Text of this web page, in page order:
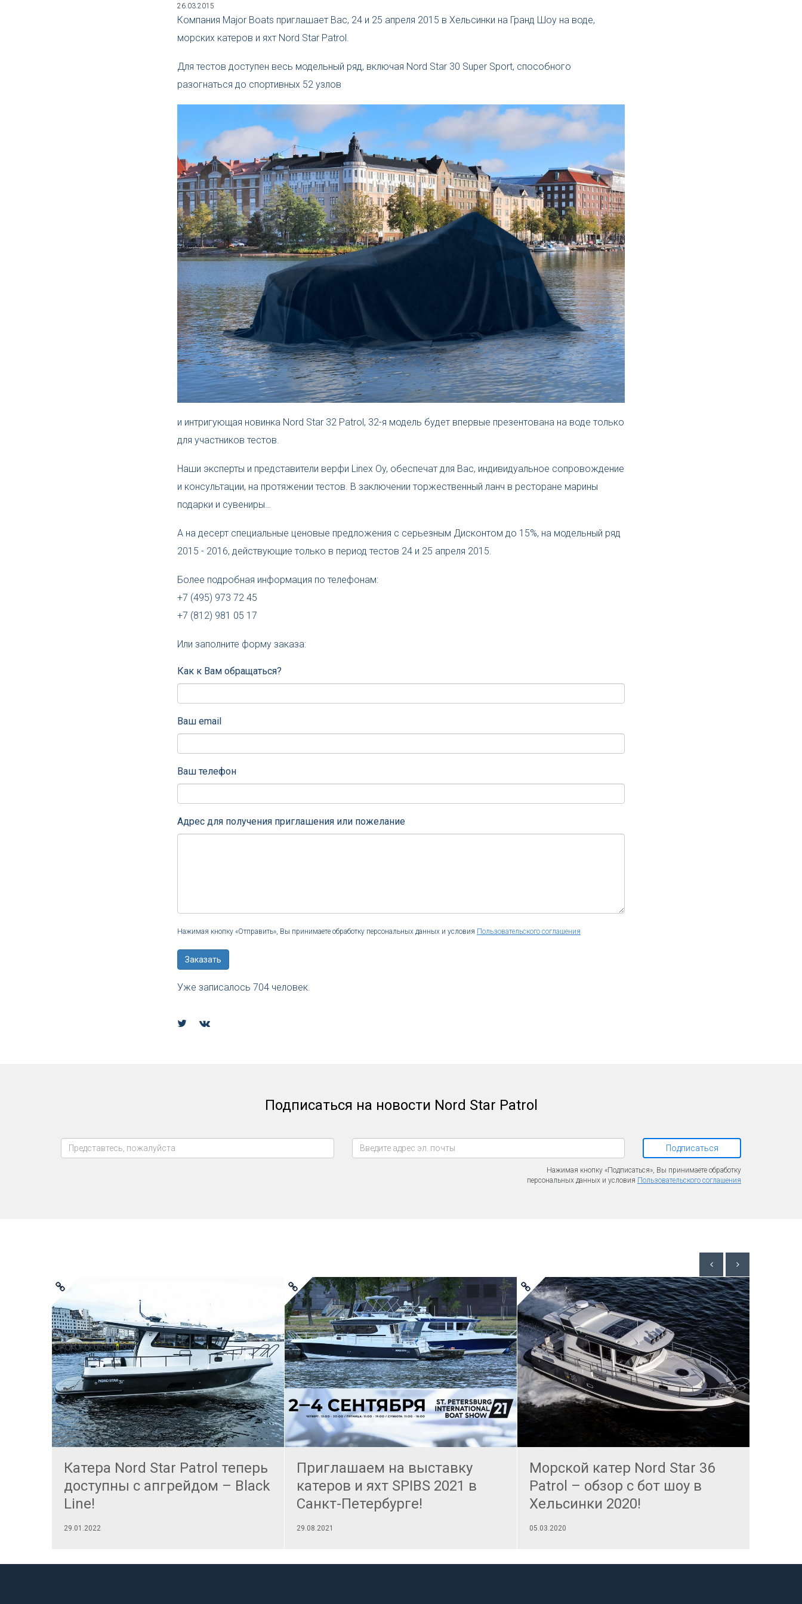
26.03.2015
Компания Major Boats приглашает Вас, 24 и 25 апреля 2015 в Хельсинки на Гранд Шоу на воде,
морских катеров и яхт Nord Star Patrol.
Для тестов доступен весь модельный ряд, включая Nord Star 30 Super Sport, способного
разогнаться до спортивных 52 узлов
и интригующая новинка Nord Star 32 Patrol, 32-я модель будет впервые презентована на воде только
для участников тестов.
Наши эксперты и представители верфи Linex Oy, обеспечат для Вас, индивидуальное сопровождение
и консультации, на протяжении тестов. В заключении торжественный ланч в ресторане марины
подарки и сувениры…
А на десерт специальные ценовые предложения с серьезным Дисконтом до 15%, на модельный ряд
2015 - 2016, действующие только в период тестов 24 и 25 апреля 2015.
Более подробная информация по телефонам:
+7 (495) 973 72 45
+7 (812) 981 05 17
Или заполните форму заказа:
Как к Вам обращаться?
Ваш email
Ваш телефон
Адрес для получения приглашения или пожелание
Нажимая кнопку «Отправить», Вы принимаете обработку персональных данных и условия Пользовательского соглашения
Заказать
Уже записалось 704 человек.
Подписаться на новости Nord Star Patrol
Подписаться
Нажимая кнопку «Подписаться», Вы принимаете обработку
персональных данных и условия Пользовательского соглашения
Катера Nord Star Patrol теперь
доступны с апгрейдом – Black
Line!
29.01.2022
Приглашаем на выставку
катеров и яхт SPIBS 2021 в
Санкт-Петербурге!
29.08.2021
Морской катер Nord Star 36
Patrol – обзор с бот шоу в
Хельсинки 2020!
05.03.2020